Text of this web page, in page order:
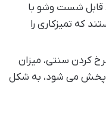
قابل شست وشو با
که تمیزکاری را
کردن سنتی، میزان
پخش می شود، به شکل